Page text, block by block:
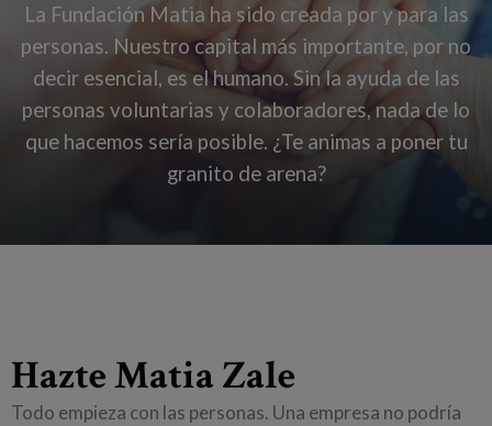
La Fundación Matia ha sido creada por y para las
personas. Nuestro capital más importante, por no
decir esencial, es el humano. Sin la ayuda de las
personas voluntarias y colaboradores, nada de lo
que hacemos sería posible. ¿Te animas a poner tu
granito de arena?
Hazte Matia Zale
Todo empieza con las personas. Una empresa no podría